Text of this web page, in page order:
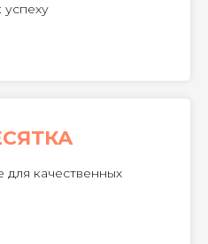
успеху
качественных